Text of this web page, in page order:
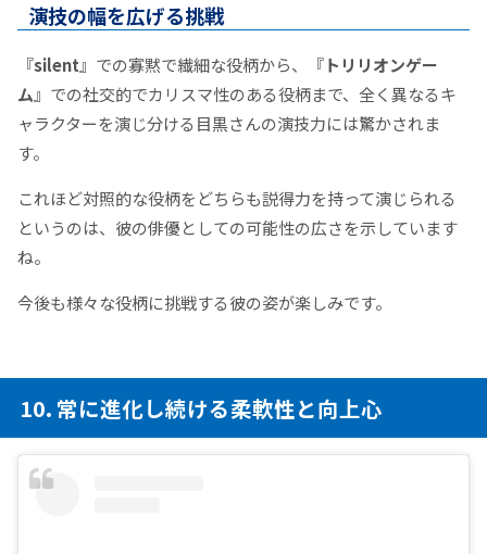
演技の幅を広げる挑戦
『silent』での寡黙で繊細な役柄から、『トリリオンゲー
ム』での社交的でカリスマ性のある役柄まで、全く異なるキ
ャラクターを演じ分ける目黒さんの演技力には驚かされま
す。
これほど対照的な役柄をどちらも説得力を持って演じられる
というのは、彼の俳優としての可能性の広さを示しています
ね。
今後も様々な役柄に挑戦する彼の姿が楽しみです。
10. 常に進化し続ける柔軟性と向上心